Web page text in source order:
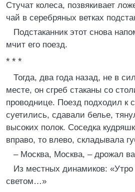
Стучат колеса, позвякивает
чай в серебряных ветках
Подстаканник этот снова
мчит его поезд.
* * *
Тогда, два года назад, не в
месте, он сгреб стаканы со
проводнице. Поезд подходил к
суетились, сдавали белье,
высоких полок. Соседка
вправо, то влево, складывала
– Москва, Москва, – дрожал
Из местных динамиков:
светом…»